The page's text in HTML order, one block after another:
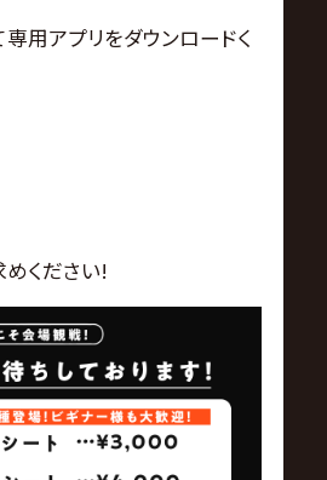
専用アプリをダウンロードく
ください!